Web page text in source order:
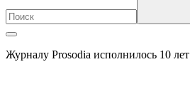
Журналу Prosodia исполнилось 10 лет